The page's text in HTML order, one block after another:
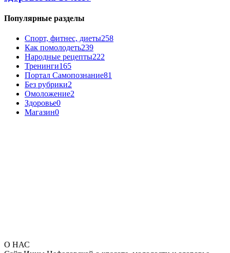
Популярные разделы
Спорт, фитнес, диеты258
Как помолодеть239
Народные рецепты222
Тренинги165
Портал Самопознание81
Без рубрики2
Омоложение2
Здоровье0
Магазин0
О НАС